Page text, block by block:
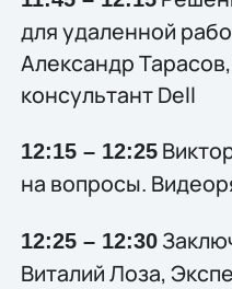
для удаленной
Александр
консультант Dell
12:15 – 12:25
на вопросы.
12:25 – 12:30
Виталий Лоза,